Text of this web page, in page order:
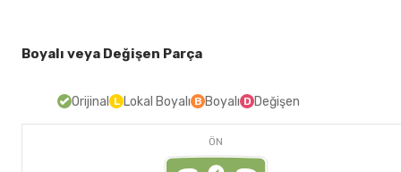
Boyalı veya Değişen Parça
Orijinal L Lokal Boyalı B Boyalı D Değişen
ÖN